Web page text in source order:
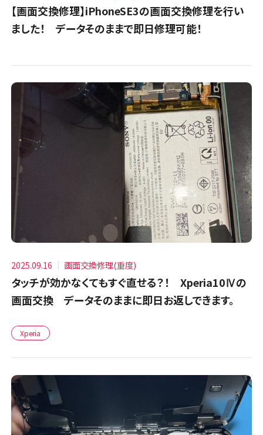
【画面交換修理】iPhoneSE3の画面交換修理を行い
ました！ データそのままで即日修理可能！
2025.09.16 画面交換修理(重度)
タッチが効かなくてもすぐ直せる？！ Xperia10Ⅳの
画面交換 データそのままに即日お返しできます。
Xperia